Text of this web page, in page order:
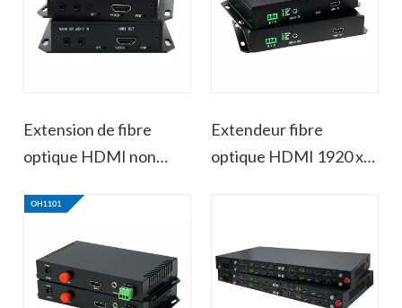
Extension de fibre
optique HDMI non
1920x1200@60
Extendeur fibre
optique HDMI 1920 x